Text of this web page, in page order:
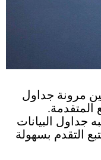
مرونة جداول
المتقدمة.
جداول البيانات
التقدم بسهولة